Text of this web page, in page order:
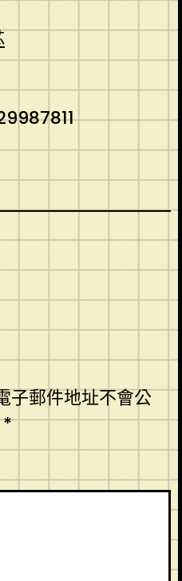
子郵件地址不會公
*